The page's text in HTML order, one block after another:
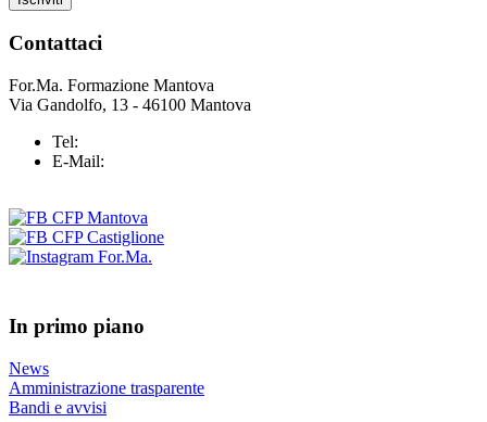
Contattaci
For.Ma. Formazione Mantova
Via Gandolfo, 13 - 46100 Mantova
Tel:
E-Mail:
In primo piano
News
Amministrazione trasparente
Bandi e avvisi